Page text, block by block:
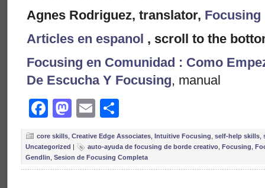
Agnes Rodriguez, translator, Focusing
Articles en espanol , scroll to the
Focusing en Comunidad : Como
De Escucha Y Focusing, manual
Facebook
Mastodon
Email
core skills Creative Edge Associates Intuitive Focusing self-help skills
Uncategorized
auto-ayuda de focusing de borde creativo Focusing
Gendlin Sesion de Focusing Completa